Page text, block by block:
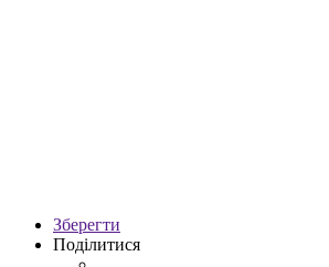
Зберегти
Поділитися